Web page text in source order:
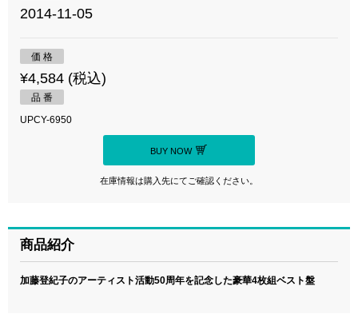
2014-11-05
価 格
¥4,584 (税込)
品 番
UPCY-6950
BUY NOW
在庫情報は購入先にてご確認ください。
商品紹介
加藤登紀子のアーティスト活動50周年を記念した豪華4枚組ベスト盤